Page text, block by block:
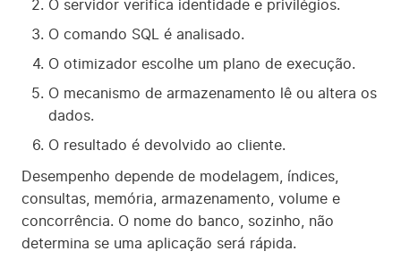
O servidor verifica identidade e privilégios.
O comando SQL é analisado.
O otimizador escolhe um plano de execução.
O mecanismo de armazenamento lê ou altera os
dados.
O resultado é devolvido ao cliente.
Desempenho depende de modelagem, índices,
consultas, memória, armazenamento, volume e
concorrência. O nome do banco, sozinho, não
determina se uma aplicação será rápida.